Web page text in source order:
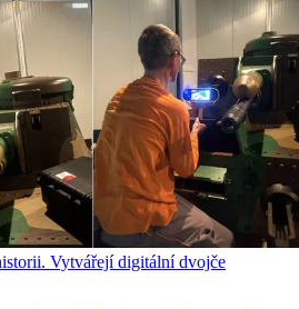
Vytvářejí digitální dvojče